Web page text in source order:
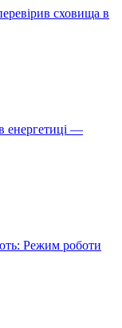
сховища в
енергетиці —
Режим роботи